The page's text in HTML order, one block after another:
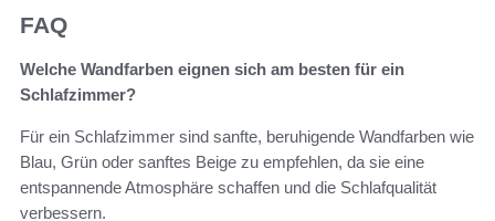
FAQ
Welche Wandfarben eignen sich am besten für ein
Schlafzimmer?
Für ein Schlafzimmer sind sanfte, beruhigende Wandfarben wie
Blau, Grün oder sanftes Beige zu empfehlen, da sie eine
entspannende Atmosphäre schaffen und die Schlafqualität
verbessern.